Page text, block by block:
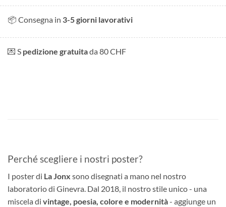
📦 Consegna in 3-5 giorni lavorativi
💌 S pedizione gratuitada 80 CHF
Perché scegliere i nostri poster?
I poster di La Jonx sono disegnati a mano nel nostro
laboratorio di Ginevra. Dal 2018, il nostro stile unico - una
miscela di vintage, poesia, colore e modernità- aggiunge un